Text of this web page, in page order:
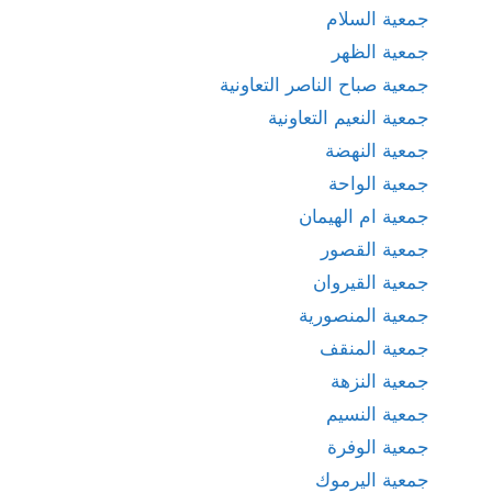
جمعية السلام
جمعية الظهر
جمعية صباح الناصر التعاونية
جمعية النعيم التعاونية
جمعية النهضة
جمعية الواحة
جمعية ام الهيمان
جمعية القصور
جمعية القيروان
جمعية المنصورية
جمعية المنقف
جمعية النزهة
جمعية النسيم
جمعية الوفرة
جمعية اليرموك